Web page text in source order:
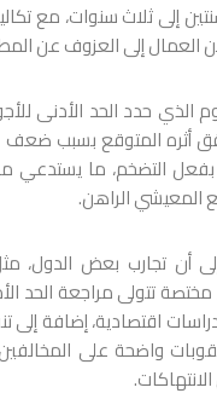
إلى ثلاث سنوات، مع
العمال إلى العزوف عن
أثره المتوقع بسبب ضعف
التضخم، ما يستدعي
المعيشي الراهن.
أن تجارب بعض الدول،
تتولى مراجعة الحد
اقتصادية، إضافة إلى
واضحة على المخالفين،